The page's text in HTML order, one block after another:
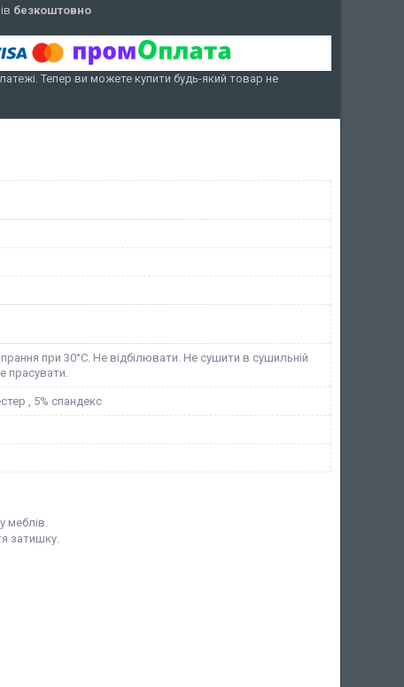
безкоштовно
Тепер ви можете купити будь-який товар не
при 30°C. Не відбілювати. Не сушити в сушильній
прасувати.
, 5% спандекс
меблів.
затишку.